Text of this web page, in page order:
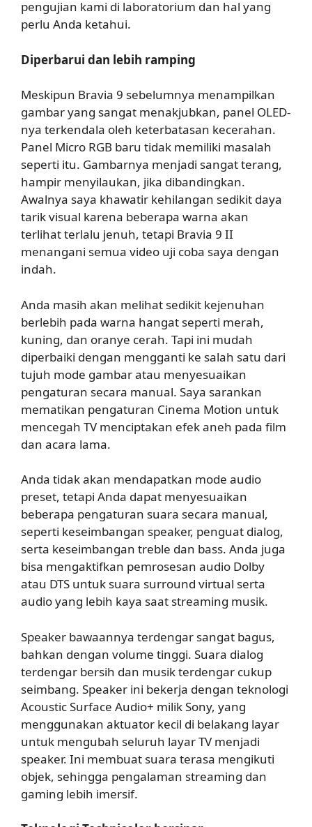
pengujian kami di laboratorium dan hal yang
perlu Anda ketahui.
Diperbarui dan lebih ramping
Meskipun Bravia 9 sebelumnya menampilkan
gambar yang sangat menakjubkan, panel OLED-
nya terkendala oleh keterbatasan kecerahan.
Panel Micro RGB baru tidak memiliki masalah
seperti itu. Gambarnya menjadi sangat terang,
hampir menyilaukan, jika dibandingkan.
Awalnya saya khawatir kehilangan sedikit daya
tarik visual karena beberapa warna akan
terlihat terlalu jenuh, tetapi Bravia 9 II
menangani semua video uji coba saya dengan
indah.
Anda masih akan melihat sedikit kejenuhan
berlebih pada warna hangat seperti merah,
kuning, dan oranye cerah. Tapi ini mudah
diperbaiki dengan mengganti ke salah satu dari
tujuh mode gambar atau menyesuaikan
pengaturan secara manual. Saya sarankan
mematikan pengaturan Cinema Motion untuk
mencegah TV menciptakan efek aneh pada film
dan acara lama.
Anda tidak akan mendapatkan mode audio
preset, tetapi Anda dapat menyesuaikan
beberapa pengaturan suara secara manual,
seperti keseimbangan speaker, penguat dialog,
serta keseimbangan treble dan bass. Anda juga
bisa mengaktifkan pemrosesan audio Dolby
atau DTS untuk suara surround virtual serta
audio yang lebih kaya saat streaming musik.
Speaker bawaannya terdengar sangat bagus,
bahkan dengan volume tinggi. Suara dialog
terdengar bersih dan musik terdengar cukup
seimbang. Speaker ini bekerja dengan teknologi
Acoustic Surface Audio+ milik Sony, yang
menggunakan aktuator kecil di belakang layar
untuk mengubah seluruh layar TV menjadi
speaker. Ini membuat suara terasa mengikuti
objek, sehingga pengalaman streaming dan
gaming lebih imersif.